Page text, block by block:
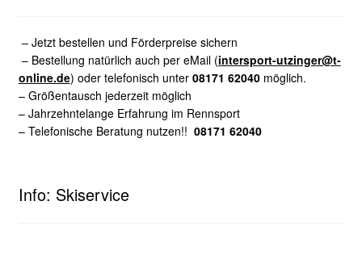
– Jetzt bestellen und Förderpreise sichern
– Bestellung natürlich auch per eMail (intersport-utzinger@t-
online.de) oder telefonisch unter08171 62040möglich.
– Größentausch jederzeit möglich
– Jahrzehntelange Erfahrung im Rennsport
– Telefonische Beratung nutzen!! 08171 62040
Info: Skiservice